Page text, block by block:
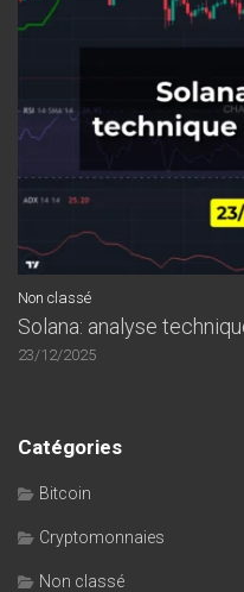
Non classé
Solana: analyse
23/12/2025
Catégories
Bitcoin
Cryptomonnaies
Non classé